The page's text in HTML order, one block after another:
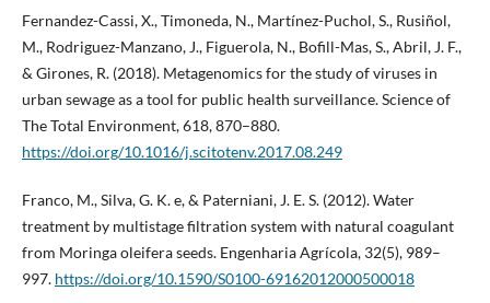
Fernandez-Cassi, X., Timoneda, N., Martínez-Puchol, S., Rusiñol,
M., Rodriguez-Manzano, J., Figuerola, N., Bofill-Mas, S., Abril, J. F.,
& Girones, R. (2018). Metagenomics for the study of viruses in
urban sewage as a tool for public health surveillance. Science of
The Total Environment, 618, 870–880.
https://doi.org/10.1016/j.scitotenv.2017.08.249
Franco, M., Silva, G. K. e, & Paterniani, J. E. S. (2012). Water
treatment by multistage filtration system with natural coagulant
from Moringa oleifera seeds. Engenharia Agrícola, 32(5), 989–
997. https://doi.org/10.1590/S0100-69162012000500018